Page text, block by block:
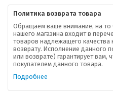
Политика возврата товара
Обращаем ваше внимание, на то
нашего магазина входит в
товаров надлежащего
возврату. Исполнение данного
или возврате) гарантирует вам,
покупателем данного товара.
Подробнее